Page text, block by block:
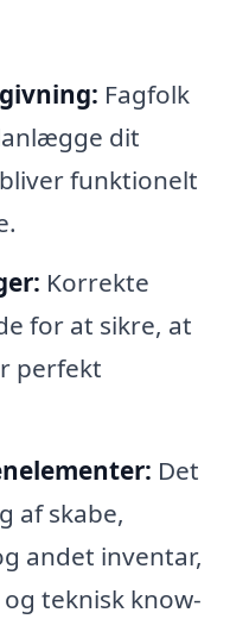
Fagfolk
dit
funktionelt
Korrekte
for at sikre, at
perfekt
Det
af skabe,
andet inventar,
teknisk know-